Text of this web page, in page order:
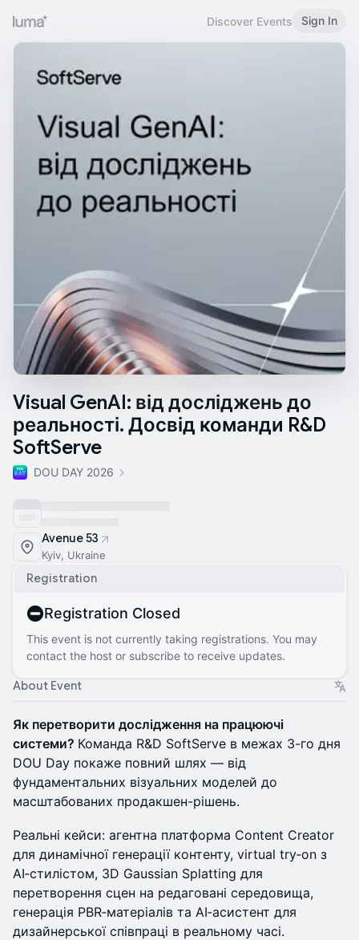
Discover Events Sign In
Visual GenAI: від досліджень до
реальності. Досвід команди R&D
SoftServe
DOU DAY 2026
Avenue 53
Kyiv, Ukraine
Registration
Registration Closed
This event is not currently taking registrations. You may
contact the host or subscribe to receive updates.
About Event
Як перетворити дослідження на працюючі
системи? Команда R&D SoftServe в межах 3-го дня
DOU Day покаже повний шлях — від
фундаментальних візуальних моделей до
масштабованих продакшен-рішень.
Реальні кейси: агентна платформа Content Creator
для динамічної генерації контенту, virtual try‑on з
AI‑стилістом, 3D Gaussian Splatting для
перетворення сцен на редаговані середовища,
генерація PBR‑матеріалів та AI‑асистент для
дизайнерської співпраці в реальному часі.